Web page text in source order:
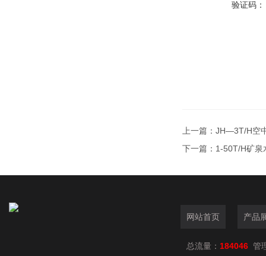
验证码：
上一篇： JH—3T/H空
下一篇： 1-50T/H矿泉
网站首页 产品
总流量： 184046 管